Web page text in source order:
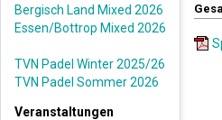
Bergisch Land Mixed 2026
Essen/Bottrop Mixed 2026
TVN Padel Winter 2025/26
TVN Padel Sommer 2026
Veranstaltungen